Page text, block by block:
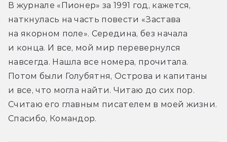
В журнале «Пионер» за 1991 год, кажется,
наткнулась на часть повести «Застава
на якорном поле». Середина, без начала
и конца. И все, мой мир перевернулся
навсегда. Нашла все номера, прочитала.
Потом были Голубятня, Острова и капитаны
и все, что могла найти. Читаю до сих пор.
Считаю его главным писателем в моей жизни.
Спасибо, Командор.